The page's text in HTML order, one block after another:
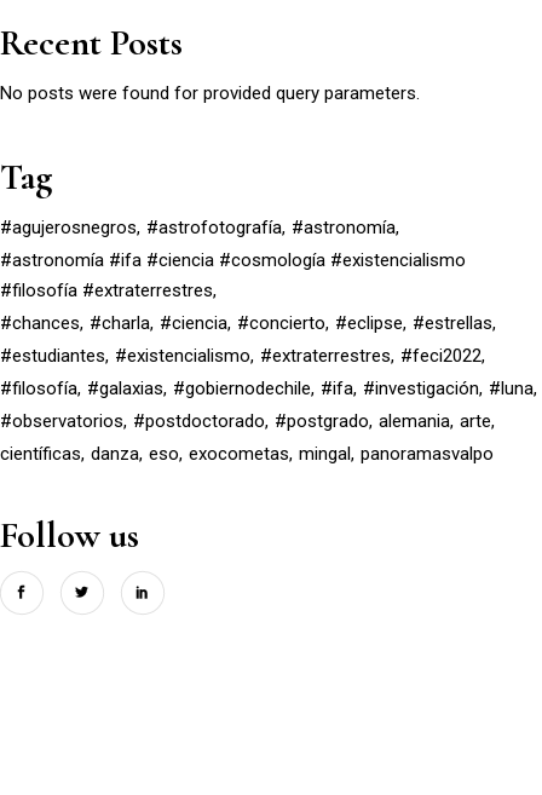
Recent Posts
No posts were found for provided query parameters.
Tag
#agujerosnegros #astrofotografía #astronomía
#astronomía #ifa #ciencia #cosmología #existencialismo
#filosofía #extraterrestres
#chances #charla #ciencia #concierto #eclipse #estrellas
#estudiantes #existencialismo #extraterrestres #feci2022
#filosofía #galaxias #gobiernodechile #ifa #investigación #luna
#observatorios #postdoctorado #postgrado alemania arte
científicas danza eso exocometas mingal panoramasvalpo
Follow us